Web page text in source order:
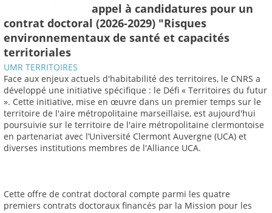
appel à candidatures pour un
contrat doctoral (2026-2029) "Risques
environnementaux de santé et capacités
territoriales
UMR TERRITOIRES
Face aux enjeux actuels d'habitabilité des territoires, le CNRS a
développé une initiative spécifique : le Défi « Territoires du futur
». Cette initiative, mise en œuvre dans un premier temps sur le
territoire de l'aire métropolitaine marseillaise, est aujourd'hui
poursuivie sur le territoire de l'aire métropolitaine clermontoise
en partenariat avec l’Université Clermont Auvergne (UCA) et
diverses institutions membres de l'Alliance UCA.
Cette offre de contrat doctoral compte parmi les quatre
premiers contrats doctoraux financés par la Mission pour les